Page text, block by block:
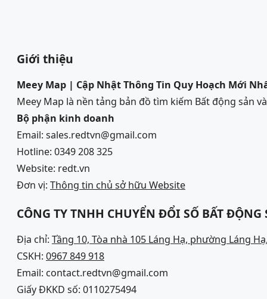
Giới thiệu
Meey Map | Cập Nhật Thông Tin Quy Hoạch Mới
Meey Map là nền tảng bản đồ tìm kiếm Bất động sản
Bộ phận kinh doanh
Email: sales.redtvn@gmail.com
Hotline: 0349 208 325
Website: redt.vn
Đơn vị: Thông tin chủ sở hữu Website
CÔNG TY TNHH CHUYỂN ĐỔI SỐ BẤT ĐỘNG
Địa chỉ: Tầng 10, Tòa nhà 105 Láng Hạ, phường Láng
CSKH: 0967 849 918
Email: contact.redtvn@gmail.com
Giấy ĐKKD số: 0110275494